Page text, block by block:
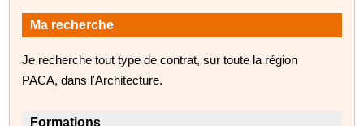
Ma recherche
Je recherche tout type de contrat, sur toute la région
PACA, dans l'Architecture.
Formations